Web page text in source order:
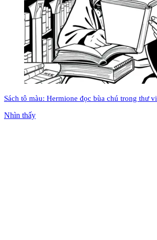
Sách tô màu: Hermione đọc bùa chú trong thư
Nhìn thấy